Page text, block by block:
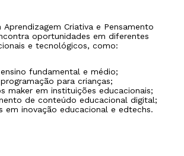
Aprendizagem Criativa e Pensamento
oportunidades em diferentes
e tecnológicos, como:
fundamental e médio;
para crianças;
maker em instituições educacionais;
de conteúdo educacional digital;
em inovação educacional e edtechs.